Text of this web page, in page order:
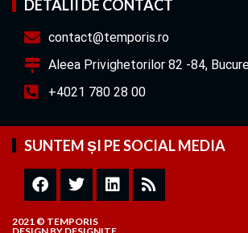
DETALII DE CONTACT
contact@temporis.ro
Aleea Privighetorilor 82 -84,
+4021 780 28 00
SUNTEM ȘI PE SOCIAL MEDIA
2021 © TEMPORIS